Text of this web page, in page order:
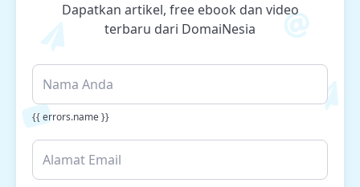
Dapatkan artikel, free ebook dan video
terbaru dari DomaiNesia
{{ errors.name }}